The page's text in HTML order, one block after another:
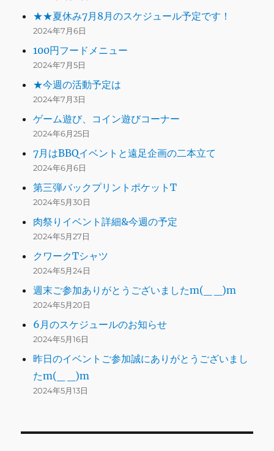
★★夏休み7月8月のスケジュール予定です！
2024年7月6日
100円フードメニュー
2024年7月5日
★今週の活動予定は
2024年7月3日
ゲーム遊び、コイン遊びコーナー
2024年6月25日
7月はBBQイベントと遠足企画の二本立て
2024年6月6日
第三弾バックプリントポケットT
2024年5月30日
肉祭りイベント詳細&今週の予定
2024年5月27日
クワークTシャツ
2024年5月24日
週末ご参加ありがとうございましたm(_ _)m
2024年5月20日
6月のスケジュールのお知らせ
2024年5月16日
昨日のイベントご参加誠にありがとうございまし
たm(_ _)m
2024年5月13日